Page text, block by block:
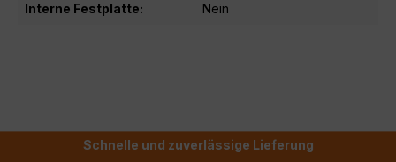
Interne Festplatte: Nein
Schnelle und zuverlässige Lieferung